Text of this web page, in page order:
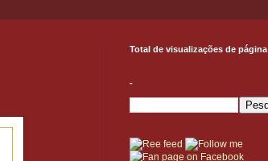
Total de visualizações de página
-